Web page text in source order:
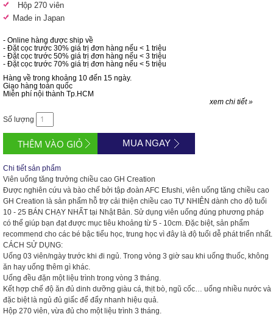
Hộp 270 viên
Made in Japan
- Online hàng được ship về
- Đặt cọc trước 30% giá trị đơn hàng nếu < 1 triệu
- Đặt cọc trước 50% giá trị đơn hàng nếu < 3 triệu
- Đặt cọc trước 70% giá trị đơn hàng nếu < 5 triệu
Hàng về trong khoảng 10 đến 15 ngày.
Giao hàng toàn quốc
Miễn phí nội thành Tp.HCM
xem chi tiết »
Số lượng
MUA NGAY
Chi tiết sản phẩm
Viên uống tăng trưởng chiều cao GH Creation
Được nghiên cứu và bào chế bởi tập đoàn AFC Efushi, viên uống tăng chiều cao
GH Creation là sản phẩm hỗ trợ cải thiện chiều cao TỰ NHIÊN dành cho độ tuổi
10 - 25 BÁN CHẠY NHẤT tại Nhật Bản. Sử dụng viên uống đúng phương pháp
có thể giúp bạn đạt được mục tiêu khoảng từ 5 - 10cm. Đặc biệt, sản phẩm
recommend cho các bé bậc tiểu học, trung học vì đây là độ tuổi dễ phát triển nhất.
CÁCH SỬ DỤNG:
Uống 03 viên/ngày trước khi đi ngủ. Trong vòng 3 giờ sau khi uống thuốc, không
ăn hay uống thêm gì khác.
Uống đều đặn một liệu trình trong vòng 3 tháng.
Kết hợp chế độ ăn đủ dinh dưỡng giàu cá, thịt bò, ngũ cốc… uống nhiều nước và
đặc biệt là ngủ đủ giấc để đẩy nhanh hiệu quả.
Hộp 270 viên, vừa đủ cho một liệu trình 3 tháng.